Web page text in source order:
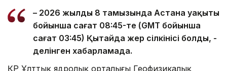
– 2026 жылдың 8 тамызында Астана уақыты
бойынша сағат 08:45-те (GMT бойынша
сағат 03:45) Қытайда жер сілкінісі болды, -
делінген хабарламада.
ҚР Ұлттық ядролық орталығы Геофизикалық